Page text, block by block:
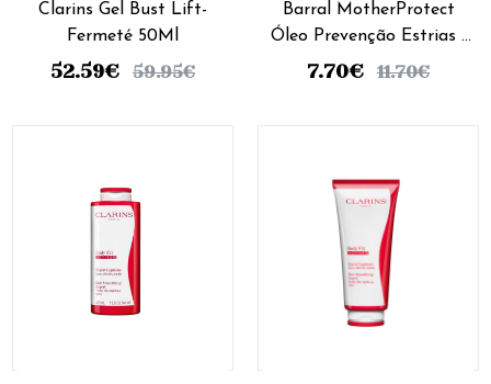
Clarins Gel Bust Lift-
Fermeté 50Ml
52.59€ 59.95€
Barral MotherProtect
Óleo Prevenção Estrias -
60ml
7.70€ 11.70€